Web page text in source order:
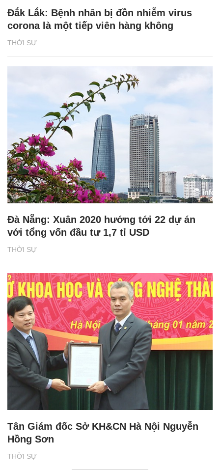
THỜI SỰ
Đắk Lắk: Bệnh nhân bị đồn nhiễm virus
corona là một tiếp viên hàng không
THỜI SỰ
Đà Nẵng: Xuân 2020 hướng tới 22 dự án
với tổng vốn đầu tư 1,7 tỉ USD
THỜI SỰ
Tân Giám đốc Sở KH&CN Hà Nội Nguyễn
Hồng Sơn